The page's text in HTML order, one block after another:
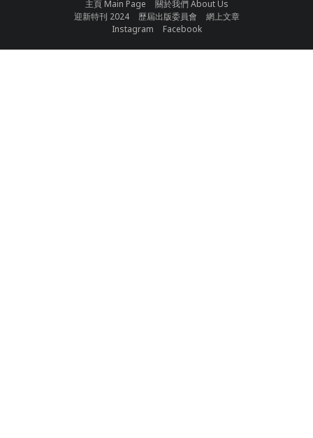
主頁 Main Page
關於我們 About Us
迎新特刊 2024
歷屆出版委員會
網上文章
Instagram
Facebook